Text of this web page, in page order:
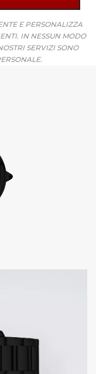
E PERSONALIZZA
IN NESSUN MODO
SERVIZI SONO